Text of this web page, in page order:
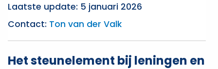
Laatste update: 5 januari 2026
Contact: Ton van der Valk
Het steunelement bij leningen en